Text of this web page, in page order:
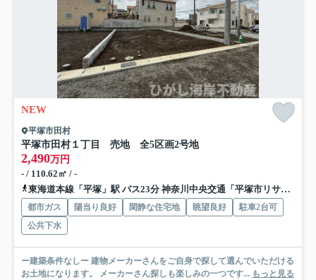
NEW
平塚市田村
平塚市田村１丁目 売地 全5区画2号地
2,490万円
- / 110.62㎡ / -
東海道本線「平塚」駅 バス23分 神奈川中央交通「平塚市リサイクルプラザ」 停歩5分
都市ガス 陽当り良好 閑静な住宅地 眺望良好
駐車2台可
公共下水
ー建築条件なしー 建物メーカーさんをご自身で探して選んでいただける
お土地になります。 メーカーさん探しも楽しみの一つです... もっと見る